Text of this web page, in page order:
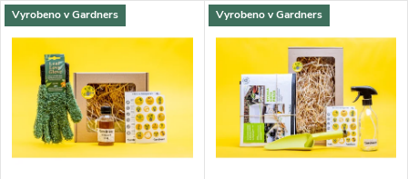
z
e
n
Nejdražší
Abecedně
V
ý
i
Vyrobeno v Gardners Vyrobeno v Gardners